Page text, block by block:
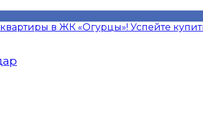
в ЖК «Огурцы»! Успейте